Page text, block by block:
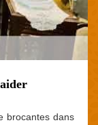
brocantes dans